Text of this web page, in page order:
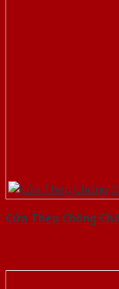
Cửa Thép Chống